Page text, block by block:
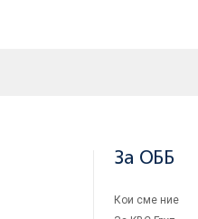
За ОББ
Кои сме ние